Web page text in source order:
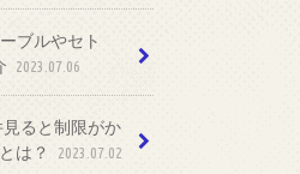
ブルやセト
2023.07.06
ると制限がか
は？
2023.07.02